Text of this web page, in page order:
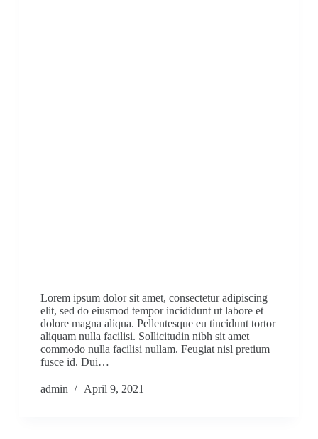
Lorem ipsum dolor sit amet, consectetur adipiscing
elit, sed do eiusmod tempor incididunt ut labore et
dolore magna aliqua. Pellentesque eu tincidunt tortor
aliquam nulla facilisi. Sollicitudin nibh sit amet
commodo nulla facilisi nullam. Feugiat nisl pretium
fusce id. Dui…
admin April 9, 2021